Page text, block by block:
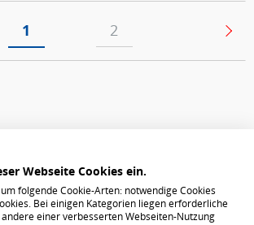
1 2
Webseite Cookies ein.
folgende Cookie-Arten: notwendige Cookies
Bei einigen Kategorien liegen erforderliche
einer verbesserten Webseiten-Nutzung